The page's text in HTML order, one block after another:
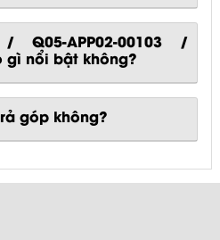
/ Q05-APP02-00103 /
nổi bật không?
góp không?